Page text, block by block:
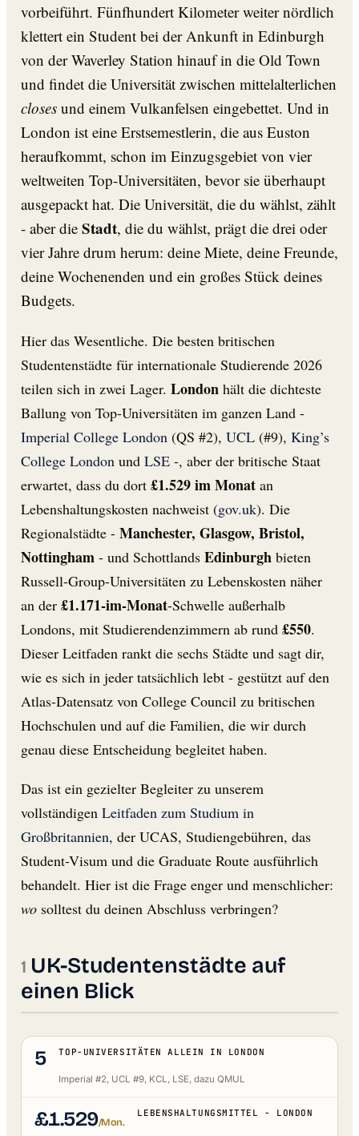
vorbeiführt. Fünfhundert Kilometer weiter nördlich
klettert ein Student bei der Ankunft in Edinburgh
von der Waverley Station hinauf in die Old Town
und findet die Universität zwischen mittelalterlichen
closes und einem Vulkanfelsen eingebettet. Und in
London ist eine Erstsemestlerin, die aus Euston
heraufkommt, schon im Einzugsgebiet von vier
weltweiten Top-Universitäten, bevor sie überhaupt
ausgepackt hat. Die Universität, die du wählst, zählt
- aber die Stadt, die du wählst, prägt die drei oder
vier Jahre drum herum: deine Miete, deine Freunde,
deine Wochenenden und ein großes Stück deines
Budgets.
Hier das Wesentliche. Die besten britischen
Studentenstädte für internationale Studierende 2026
teilen sich in zwei Lager. London hält die dichteste
Ballung von Top-Universitäten im ganzen Land -
Imperial College London (QS #2), UCL (#9), King’s
College London und LSE -, aber der britische Staat
erwartet, dass du dort £1.529 im Monat an
Lebenshaltungskosten nachweist (gov.uk). Die
Regionalstädte - Manchester, Glasgow, Bristol,
Nottingham - und Schottlands Edinburgh bieten
Russell-Group-Universitäten zu Lebenskosten näher
an der £1.171-im-Monat-Schwelle außerhalb
Londons, mit Studierendenzimmern ab rund £550.
Dieser Leitfaden rankt die sechs Städte und sagt dir,
wie es sich in jeder tatsächlich lebt - gestützt auf den
Atlas-Datensatz von College Council zu britischen
Hochschulen und auf die Familien, die wir durch
genau diese Entscheidung begleitet haben.
Das ist ein gezielter Begleiter zu unserem
vollständigen Leitfaden zum Studium in
Großbritannien, der UCAS, Studiengebühren, das
Student-Visum und die Graduate Route ausführlich
behandelt. Hier ist die Frage enger und menschlicher:
wo solltest du deinen Abschluss verbringen?
UK-Studentenstädte auf
einen Blick
5 TOP-UNIVERSITÄTEN ALLEIN IN LONDON
Imperial #2, UCL #9, KCL, LSE, dazu QMUL
£1.529/Mon.
LEBENSHALTUNGSMITTEL - LONDON